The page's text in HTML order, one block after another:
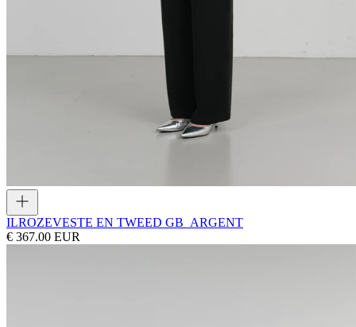
ILROZEVESTE EN TWEED GB_ARGENT
€ 367.00 EUR